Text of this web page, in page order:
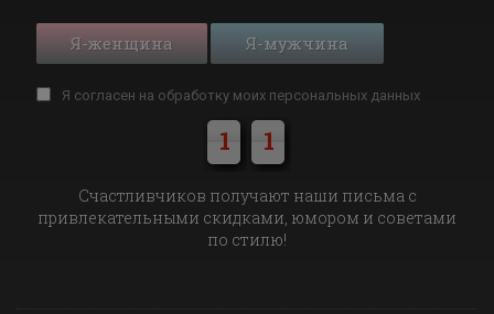
Я-женщина Я-мужчина
Я согласен на обработку моих персональных данных
1 1
Cчастливчиков получают наши письма с
привлекательными скидками, юмором и советами
по стилю!